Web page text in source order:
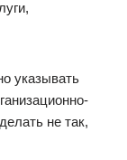
указывать
не так,